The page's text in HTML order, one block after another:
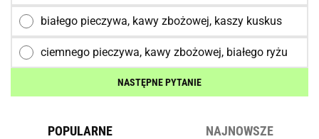
białego pieczywa, kawy zbożowej, kaszy kuskus
ciemnego pieczywa, kawy zbożowej, białego ryżu
NASTĘPNE PYTANIE
POPULARNE NAJNOWSZE